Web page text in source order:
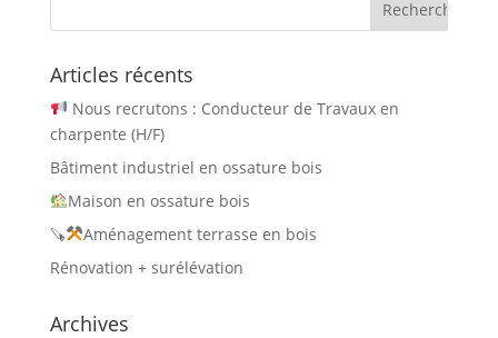
Articles récents
Nous recrutons : Conducteur de Travaux en
charpente (H/F)
Bâtiment industriel en ossature bois
Maison en ossature bois
🪚
Aménagement terrasse en bois
Rénovation + surélévation
Archives